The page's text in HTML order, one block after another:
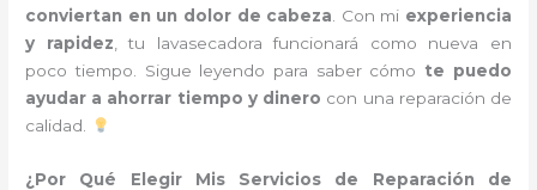
conviertan en un dolor de cabeza . Con mi experiencia
y rapidez , tu lavasecadora funcionará como nueva en
poco tiempo. Sigue leyendo para saber cómo te puedo
ayudar a ahorrar tiempo y dinero con una reparación de
calidad.
¿Por Qué Elegir Mis Servicios de Reparación de